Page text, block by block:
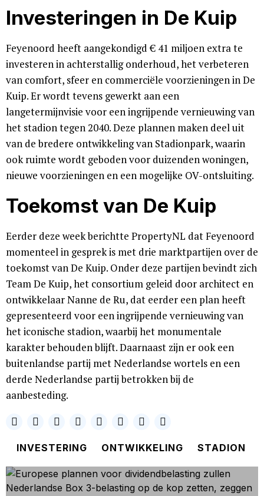
Investeringen in De Kuip
Feyenoord heeft aangekondigd € 41 miljoen extra te
investeren in achterstallig onderhoud, het verbeteren
van comfort, sfeer en commerciële voorzieningen in De
Kuip. Er wordt tevens gewerkt aan een
langetermijnvisie voor een ingrijpende vernieuwing van
het stadion tegen 2040. Deze plannen maken deel uit
van de bredere ontwikkeling van Stadionpark, waarin
ook ruimte wordt geboden voor duizenden woningen,
nieuwe voorzieningen en een mogelijke OV-ontsluiting.
Toekomst van De Kuip
Eerder deze week berichtte PropertyNL dat Feyenoord
momenteel in gesprek is met drie marktpartijen over de
toekomst van De Kuip. Onder deze partijen bevindt zich
Team De Kuip, het consortium geleid door architect en
ontwikkelaar Nanne de Ru, dat eerder een plan heeft
gepresenteerd voor een ingrijpende vernieuwing van
het iconische stadion, waarbij het monumentale
karakter behouden blijft. Daarnaast zijn er ook een
buitenlandse partij met Nederlandse wortels en een
derde Nederlandse partij betrokken bij de
aanbesteding.
INVESTERING ONTWIKKELING STADION